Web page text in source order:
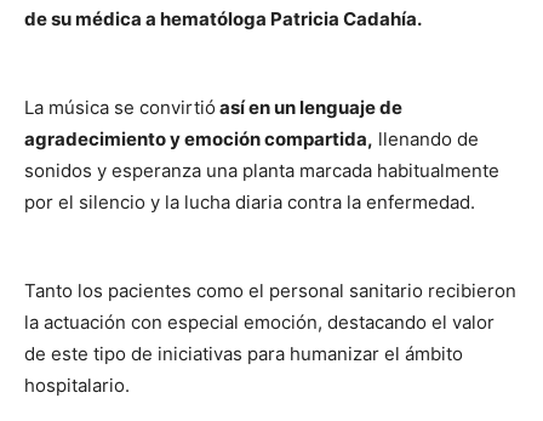
de su médica a hematóloga Patricia Cadahía.
La música se convirtió así en un lenguaje de
agradecimiento y emoción compartida, llenando de
sonidos y esperanza una planta marcada habitualmente
por el silencio y la lucha diaria contra la enfermedad.
Tanto los pacientes como el personal sanitario recibieron
la actuación con especial emoción, destacando el valor
de este tipo de iniciativas para humanizar el ámbito
hospitalario.